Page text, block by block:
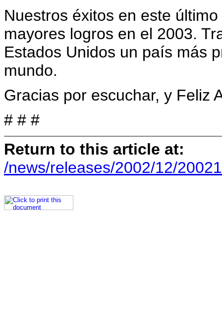
Nuestros éxitos en este
mayores logros en el 2003.
Estados Unidos un país más
mundo.
Gracias por escuchar, y Feliz
# # #
Return to this article at:
/news/releases/2002/12/